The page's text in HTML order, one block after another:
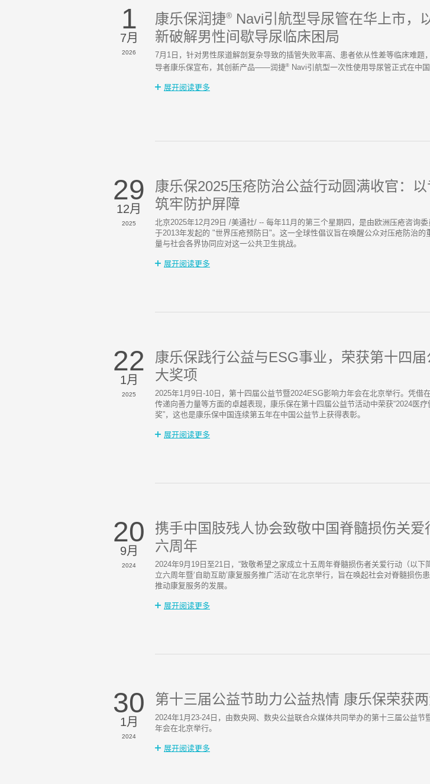
1
7月
2026
康乐保润捷® Navi引航型导尿管在华上市，
新破解男性间歇导尿临床困局
7月1日‌，针对男性尿道解剖复杂导致的插管失败率高、患者依从性差等临床难题
导者康乐保宣布，其创新产品——‌润捷® Navi引航型一次性使用导尿管‌正式在中国
展开阅读更多
29
12月
2025
康乐保2025压疮防治公益行动圆满收官：
筑牢防护屏障
北京2025年12月29日 /美通社/ -- 每年11月的第三个星期四，是由欧洲压疮咨询委
于2013年发起的 "世界压疮预防日"。这一全球性倡议旨在唤醒公众对压疮防治的
量与社会各界协同应对这一公共卫生挑战。
展开阅读更多
22
1月
2025
康乐保践行公益与ESG事业，荣获第十四
大奖项
2025年1月9日-10日，第十四届公益节暨2024ESG影响力年会在北京举行。凭借
传递向善力量等方面的卓越表现，康乐保在第十四届公益节活动中荣获“2024医
奖”，这也是康乐保中国连续第五年在中国公益节上获得表彰。
展开阅读更多
20
9月
2024
携手中国肢残人协会致敬中国脊髓损伤关爱
六周年
2024年9月19日至21日，“致敬希望之家成立十五周年脊髓损伤者关爱行动（以下
立六周年暨‘自助互助’康复服务推广活动”在北京举行，旨在唤起社会对脊髓损伤患
推动康复服务的发展。
展开阅读更多
30
1月
2024
第十三届公益节助力公益热情 康乐保荣获
2024年1月23-24日，由数央网、数央公益联合众媒体共同举办的第十三届公益节
年会在北京举行。
展开阅读更多